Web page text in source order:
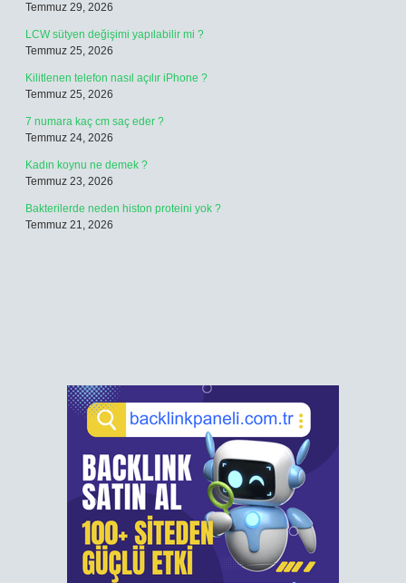
Temmuz 29, 2026
LCW sütyen değişimi yapılabilir mi ?
Temmuz 25, 2026
Kilitlenen telefon nasıl açılır iPhone ?
Temmuz 25, 2026
7 numara kaç cm saç eder ?
Temmuz 24, 2026
Kadın koynu ne demek ?
Temmuz 23, 2026
Bakterilerde neden histon proteini yok ?
Temmuz 21, 2026